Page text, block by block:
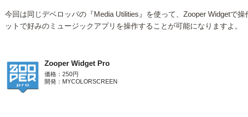
今回は同じデベロッパの『Media Utilities』を使って、Zooper Widgetで
ットで好みのミュージックアプリを操作することが可能になりますよ。
Zooper Widget Pro
価格：250円
開発：MYCOLORSCREEN